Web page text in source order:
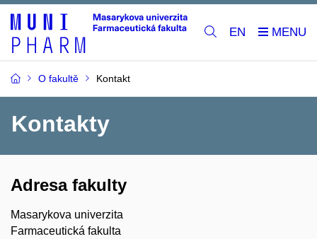
EN
O fakultě Kontakt
Kontakty
Adresa fakulty
Masarykova univerzita
Farmaceutická fakulta